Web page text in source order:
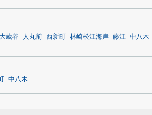
大蔵谷 人丸前 西新町 林崎松江海岸 藤江 中八木
中八木